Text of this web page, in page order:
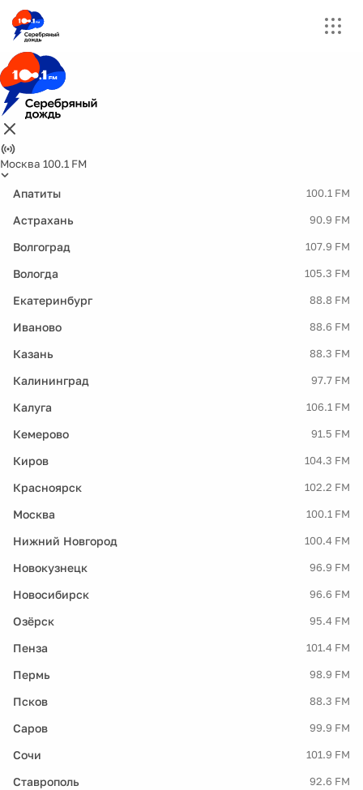
Москва 100.1 FM
Апатиты 100.1 FM
Астрахань 90.9 FM
Волгоград 107.9 FM
Вологда 105.3 FM
Екатеринбург 88.8 FM
Иваново 88.6 FM
Казань 88.3 FM
Калининград 97.7 FM
Калуга 106.1 FM
Кемерово 91.5 FM
Киров 104.3 FM
Красноярск 102.2 FM
Москва 100.1 FM
Нижний Новгород 100.4 FM
Новокузнецк 96.9 FM
Новосибирск 96.6 FM
Озёрск 95.4 FM
Пенза 101.4 FM
Пермь 98.9 FM
Псков 88.3 FM
Саров 99.9 FM
Сочи 101.9 FM
Ставрополь 92.6 FM